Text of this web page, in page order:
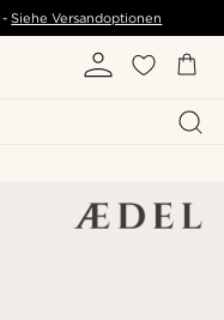
- Siehe Versandoptionen